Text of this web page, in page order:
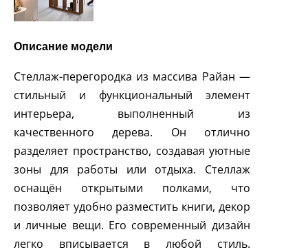
Описание модели
Стеллаж-перегородка из массива Райан —
стильный и функциональный элемент
интерьера, выполненный из
качественного дерева. Он отлично
разделяет пространство, создавая уютные
зоны для работы или отдыха. Стеллаж
оснащён открытыми полками, что
позволяет удобно разместить книги, декор
и личные вещи. Его современный дизайн
легко вписывается в любой стиль.